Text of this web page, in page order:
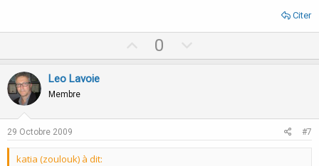
Citer
p
0
o
Leo Lavoie
Membre
29 Octobre 2009 #7
katia (zoulouk) à dit: